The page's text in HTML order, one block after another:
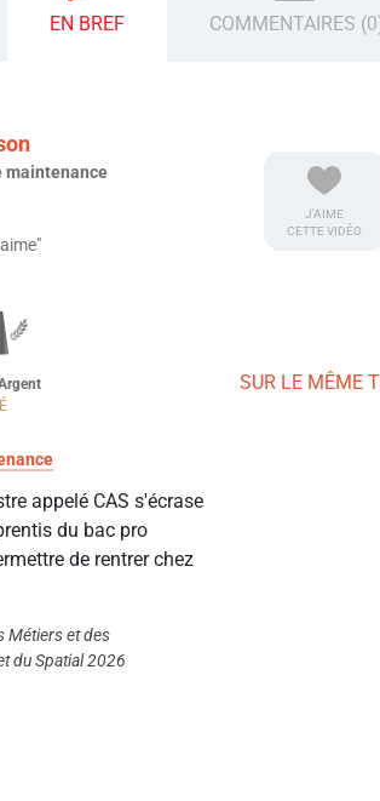
EN BREF COMMENTAIRES
maintenance
appelé CAS s'écrase
du bac pro
de rentrer chez
Métiers et des
du Spatial 2026
J'AIME
CETTE VIDÉO
SUR LE MÊME